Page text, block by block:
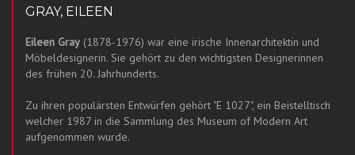
GRAY, EILEEN
Eileen Gray (1878-1976) war eine irische Innenarchitektin und
Möbeldesignerin. Sie gehört zu den wichtigsten Designerinnen
des frühen 20. Jahrhunderts.
Zu ihren populärsten Entwürfen gehört "E 1027", ein Beistelltisch
welcher 1987 in die Sammlung des Museum of Modern Art
aufgenommen wurde.